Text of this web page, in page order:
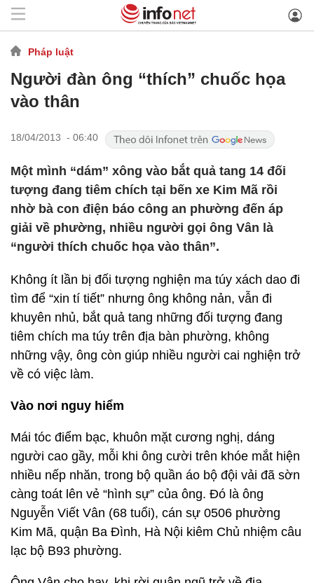
Pháp luật
Người đàn ông “thích” chuốc họa
vào thân
18/04/2013 - 06:40
Một mình “dám” xông vào bắt quả tang 14 đối
tượng đang tiêm chích tại bến xe Kim Mã rồi
nhờ bà con điện báo công an phường đến áp
giải về phường, nhiều người gọi ông Vân là
“người thích chuốc họa vào thân”.
Không ít lần bị đối tượng nghiện ma túy xách dao đi
tìm để “xin tí tiết” nhưng ông không nản, vẫn đi
khuyên nhủ, bắt quả tang những đối tượng đang
tiêm chích ma túy trên địa bàn phường, không
những vậy, ông còn giúp nhiều người cai nghiện trở
về có việc làm.
Vào nơi nguy hiểm
Mái tóc điểm bạc, khuôn mặt cương nghị, dáng
người cao gầy, mỗi khi ông cười trên khóe mắt hiện
nhiều nếp nhăn, trong bộ quần áo bộ đội vải đã sờn
càng toát lên vẻ “hình sự” của ông. Đó là ông
Nguyễn Viết Vân (68 tuổi), cán sự 0506 phường
Kim Mã, quận Ba Đình, Hà Nội kiêm Chủ nhiệm câu
lạc bộ B93 phường.